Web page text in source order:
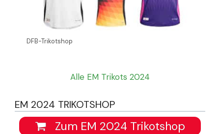
DFB-Trikotshop
Alle EM Trikots 2024
EM 2024 TRIKOTSHOP
Zum EM 2024 Trikotshop